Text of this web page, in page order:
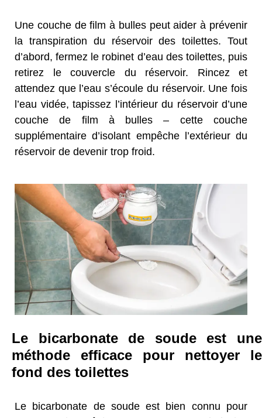
Une couche de film à bulles peut aider à prévenir
la transpiration du réservoir des toilettes. Tout
d’abord, fermez le robinet d’eau des toilettes, puis
retirez le couvercle du réservoir. Rincez et
attendez que l’eau s’écoule du réservoir. Une fois
l’eau vidée, tapissez l’intérieur du réservoir d’une
couche de film à bulles – cette couche
supplémentaire d’isolant empêche l’extérieur du
réservoir de devenir trop froid.
Le bicarbonate de soude est une
méthode efficace pour nettoyer le
fond des toilettes
Le bicarbonate de soude est bien connu pour